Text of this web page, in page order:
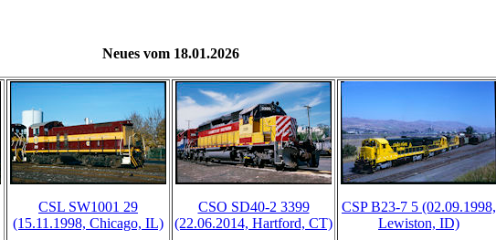
Neues vom 18.01.2026
CSL SW1001 29
(15.11.1998, Chicago, IL)
CSO SD40-2 3399
(22.06.2014, Hartford, CT)
CSP B23-7 5 (02.09.1998,
Lewiston, ID)